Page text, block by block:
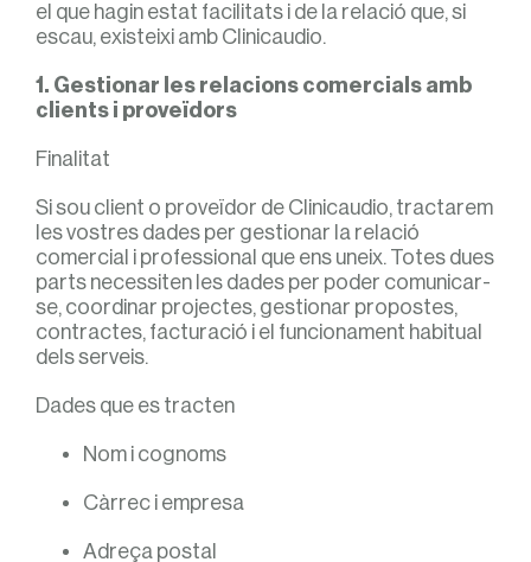
el que hagin estat facilitats i de la relació que, si
escau, existeixi amb Clinicaudio.
1. Gestionar les relacions comercials amb
clients i proveïdors
Finalitat
Si sou client o proveïdor de Clinicaudio, tractarem
les vostres dades per gestionar la relació
comercial i professional que ens uneix. Totes dues
parts necessiten les dades per poder comunicar-
se, coordinar projectes, gestionar propostes,
contractes, facturació i el funcionament habitual
dels serveis.
Dades que es tracten
Nom i cognoms
Càrrec i empresa
Adreça postal